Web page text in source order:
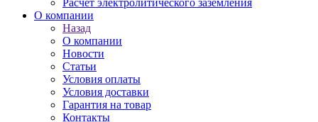
Расчет электролитического заземления
О компании
Назад
О компании
Новости
Статьи
Условия оплаты
Условия доставки
Гарантия на товар
Контакты